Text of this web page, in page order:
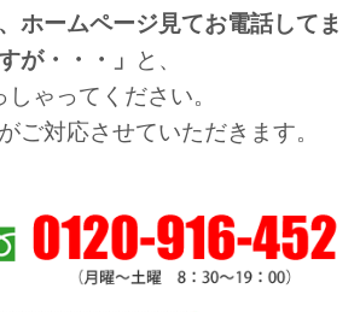
ホームページ見てお電話してま
が・・・」
と、
しゃってください。
ご対応させていただきます。